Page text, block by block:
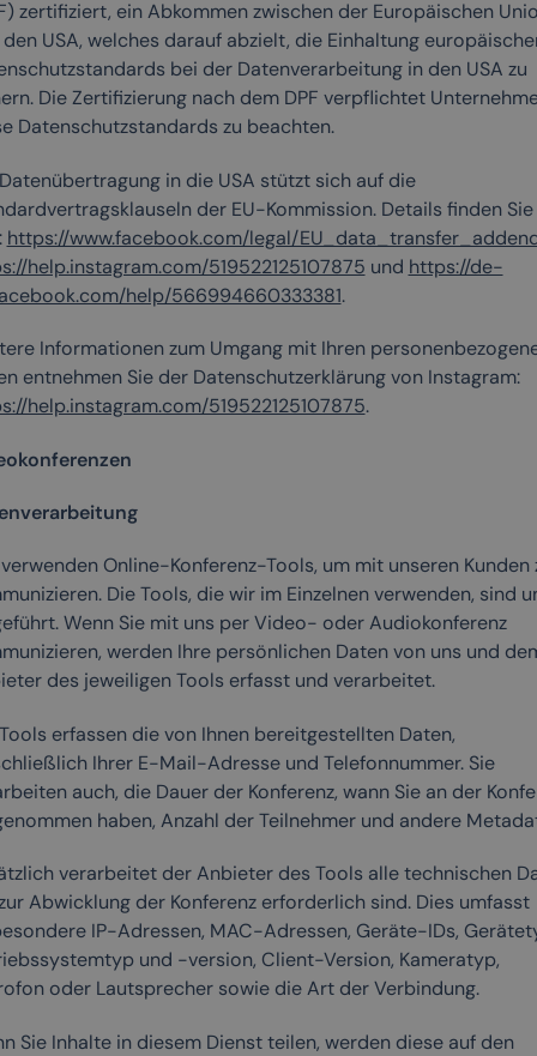
zertifiziert, ein Abkommen zwischen der Europäischen
USA, welches darauf abzielt, die Einhaltung
bei der Datenverarbeitung in den USA zu
Die Zertifizierung nach dem DPF verpflichtet
Datenschutzstandards zu beachten.
in die USA stützt sich auf die
der EU-Kommission. Details finden Sie
https://www.facebook.com/legal/
help.instagram.com/519522125107875 und https://de-
help/566994660333381.
Informationen zum Umgang mit Ihren
entnehmen Sie der Datenschutzerklärung von Instagram:
help.instagram.com/519522125107875.
Online-Konferenz-Tools, um mit unseren Kunden
Die Tools, die wir im Einzelnen verwenden, sind
Wenn Sie mit uns per Video- oder Audiokonferenz
werden Ihre persönlichen Daten von uns und
des jeweiligen Tools erfasst und verarbeitet.
erfassen die von Ihnen bereitgestellten Daten,
Ihrer E-Mail-Adresse und Telefonnummer. Sie
auch, die Dauer der Konferenz, wann Sie an der
haben, Anzahl der Teilnehmer und andere
verarbeitet der Anbieter des Tools alle technischen
Abwicklung der Konferenz erforderlich sind. Dies umfasst
IP-Adressen, MAC-Adressen, Geräte-IDs,
und -version, Client-Version, Kameratyp,
oder Lautsprecher sowie die Art der Verbindung.
Sie Inhalte in diesem Dienst teilen, werden diese auf den